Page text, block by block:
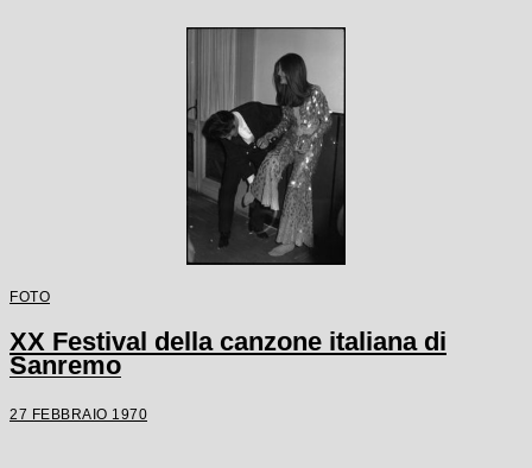
FOTO
XX Festival della canzone italiana di
Sanremo
27 FEBBRAIO 1970